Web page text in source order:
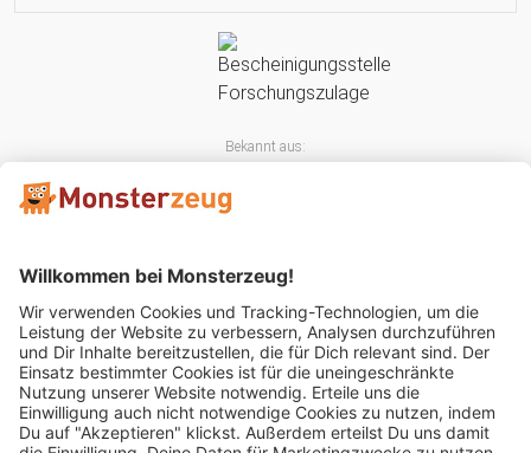
Bekannt aus:
Mitglied im: